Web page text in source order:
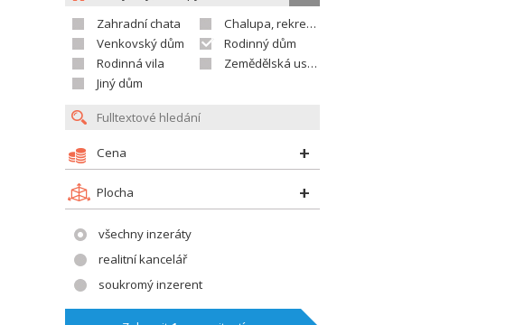
Zahradní chata
Chalupa, rekreační domek
Venkovský dům
Rodinný dům
Rodinná vila
Zemědělská usedlost
Jiný dům
Cena
Plocha
všechny inzeráty
realitní kancelář
soukromý inzerent